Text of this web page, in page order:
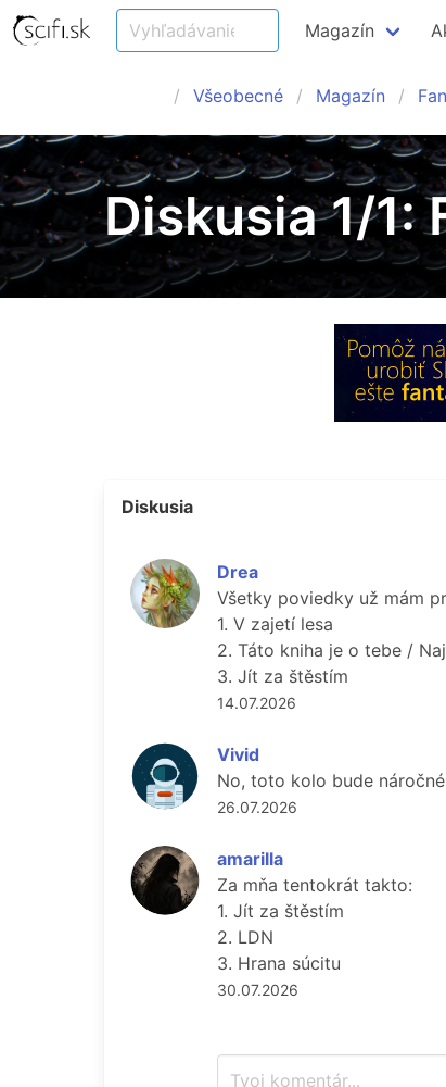
Magazín
Všeobecné Magazín
Diskusia 1/1:
Diskusia
Drea
Všetky poviedky už mám
1. V zajetí lesa
2. Táto kniha je o tebe /
3. Jít za štěstím
14.07.2026
Vivid
No, toto kolo bude
26.07.2026
amarilla
Za mňa tentokrát takto:
1. Jít za štěstím
2. LDN
3. Hrana súcitu
30.07.2026